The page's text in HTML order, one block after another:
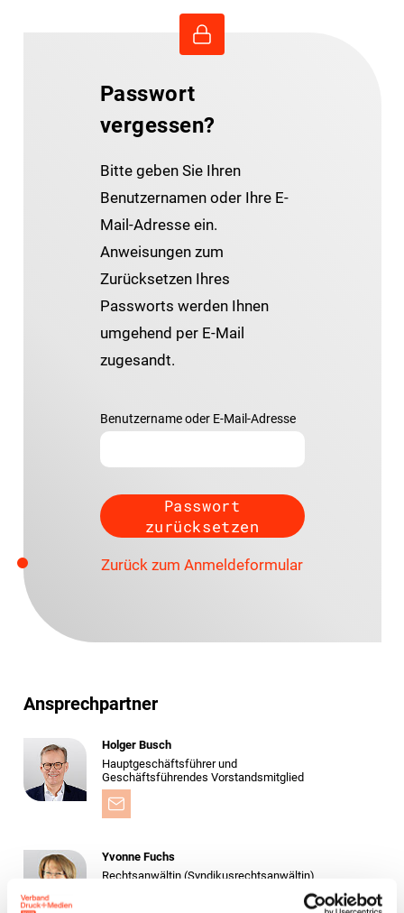
Passwort
vergessen?
Bitte geben Sie Ihren
Benutzernamen oder Ihre E-
Mail-Adresse ein.
Anweisungen zum
Zurücksetzen Ihres
Passworts werden Ihnen
umgehend per E-Mail
zugesandt.
Benutzername oder E-Mail-Adresse
Zurück zum Anmeldeformular
Ansprechpartner
Holger Busch
Hauptgeschäftsführer und
Geschäftsführendes Vorstandsmitglied
Yvonne Fuchs
Rechtsanwältin (Syndikusrechtsanwältin)